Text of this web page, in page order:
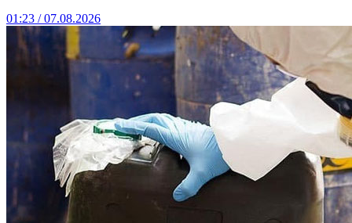
01:23 / 07.08.2026